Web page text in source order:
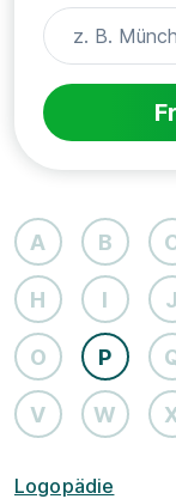
A B
H I J
O P
V W
Logopädie